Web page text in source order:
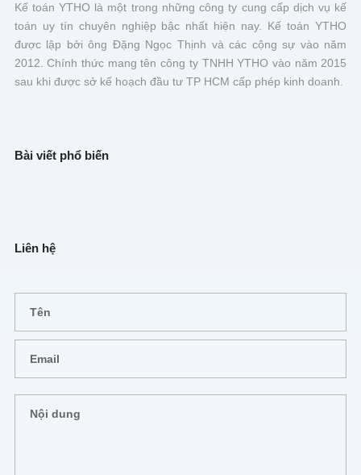
Kế toán YTHO là một trong những công ty cung cấp dịch vụ kế
toán uy tín chuyên nghiệp bậc nhất hiện nay. Kế toán YTHO
được lập bởi ông Đặng Ngọc Thịnh và các cộng sự vào năm
2012. Chính thức mang tên công ty TNHH YTHO vào năm 2015
sau khi được sở kế hoạch đầu tư TP HCM cấp phép kinh doanh.
Bài viết phổ biến
Liên hệ